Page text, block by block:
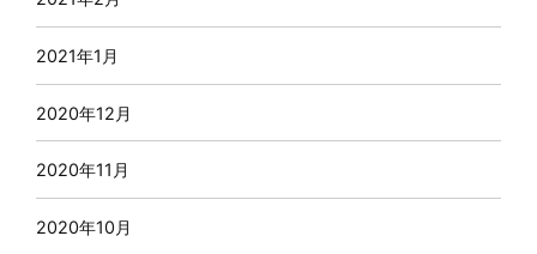
2021年1月
2020年12月
2020年11月
2020年10月